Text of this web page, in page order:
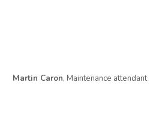
Martin Caron, Maintenance attendant